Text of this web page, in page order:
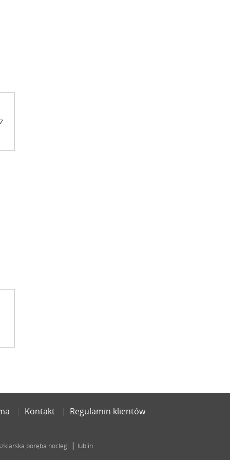
Kontakt Regulamin klientów
poręba noclegi | lublin